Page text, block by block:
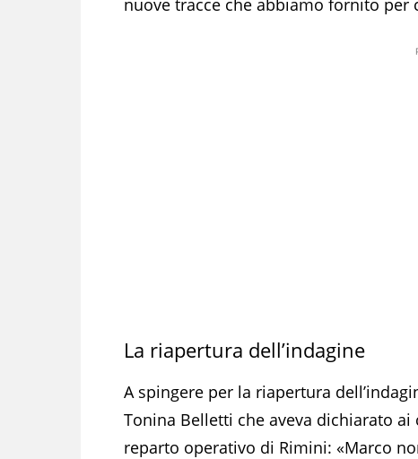
La riapertura dell’indagine
A spingere per la riapertura
Tonina Belletti che aveva dichiarato
reparto operativo di Rimini: «Marco